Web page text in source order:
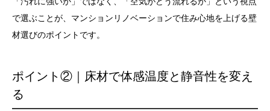
で選ぶことが、マンションリノベーションで住み心地を上げる壁
材選びのポイントです。
ポイント②｜床材で体感温度と静音性を変え
る